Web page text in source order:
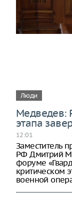
Люди
Медведев:
этапа
12:01
Заместитель
РФ Дмитрий
форуме
критическом
военной